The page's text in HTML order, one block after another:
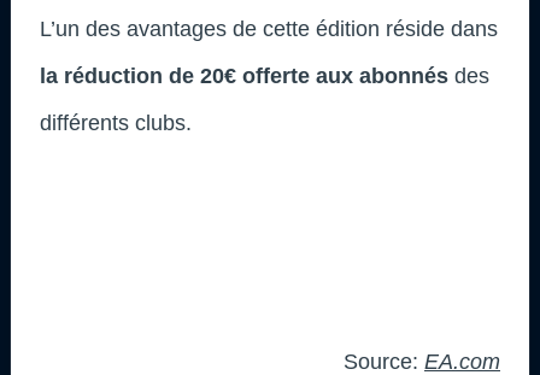
L’un des avantages de cette édition réside dans
la réduction de 20€ offerte aux abonnés des
différents clubs.
Source: EA.com